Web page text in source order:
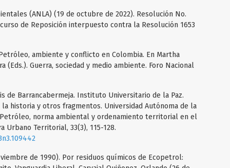
(ANLA) (19 de octubre de 2022). Resolución No.
de Reposición interpuesto contra la Resolución 1653
ambiente y conflicto en Colombia. En Martha
(Eds.). Guerra, sociedad y medio ambiente. Foro Nacional
de Barrancabermeja. Instituto Universitario de la Paz.
historia y otros fragmentos. Universidad Autónoma de la
Petróleo, norma ambiental y ordenamiento territorial en el
Urbano Territorial, 33(3), 115-128.
de 1990). Por residuos químicos de Ecopetrol: